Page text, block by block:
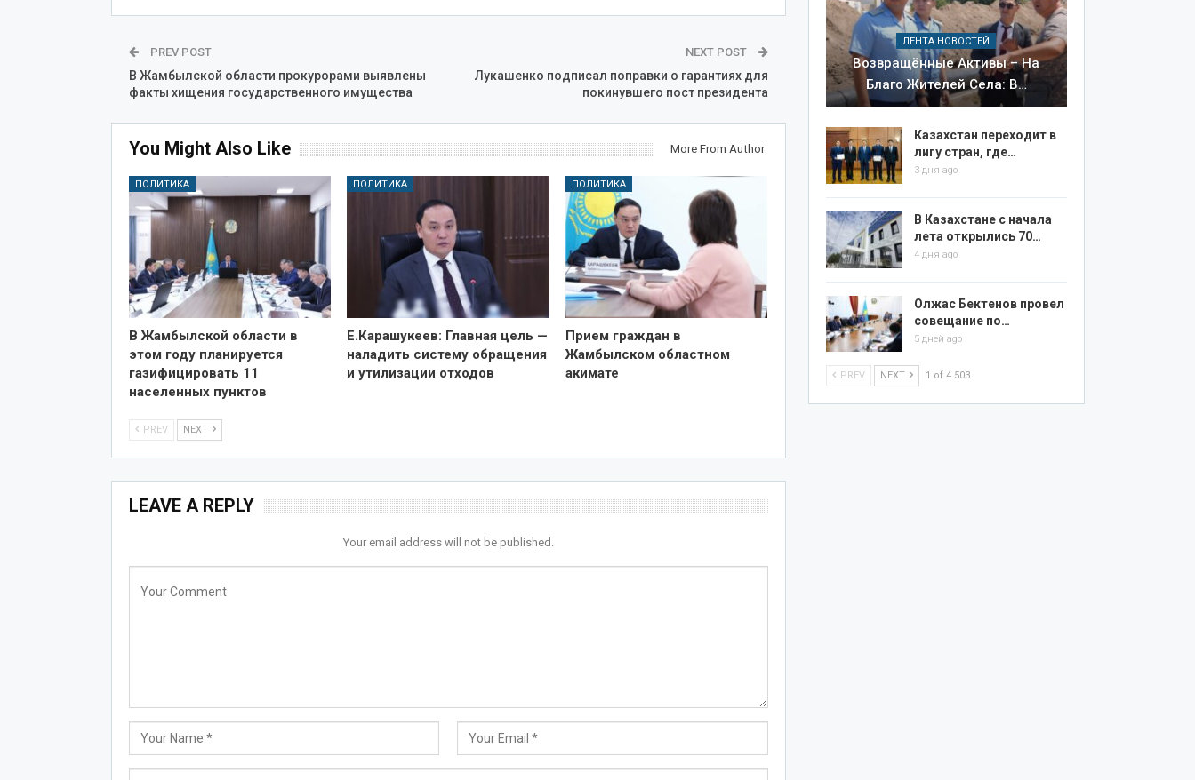
PREV POST
В Жамбылской области прокурорами выявлены
факты хищения государственного имущества
NEXT POST
Лукашенко подписал поправки о гарантиях для
покинувшего пост президента
You Might Also Like More From Author
ПОЛИТИКА
В Жамбылской области в
этом году планируется
газифицировать 11
населенных пунктов
ПОЛИТИКА
Е.Карашукеев: Главная цель —
наладить систему обращения
и утилизации отходов
ПОЛИТИКА
Прием граждан в
Жамбылском областном
акимате
PREV NEXT
LEAVE A REPLY
Your email address will not be published.
ЛЕНТА НОВОСТЕЙ
Возвращённые Активы – На
Благо Жителей Села: В…
Казахстан переходит в
лигу стран, где…
3 дня ago
В Казахстане с начала
лета открылись 70…
4 дня ago
Олжас Бектенов провел
совещание по…
5 дней ago
PREV NEXT 1 of 4 503